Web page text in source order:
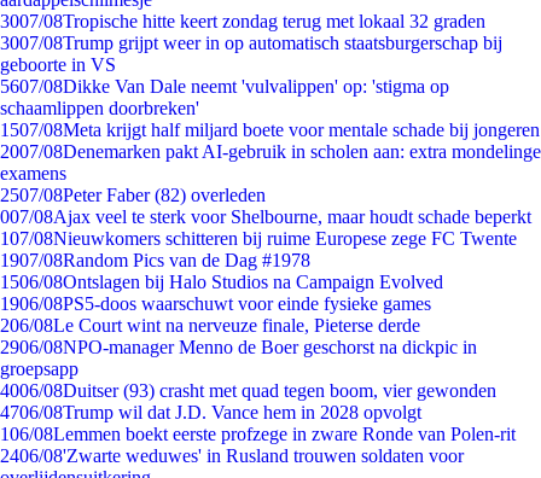
3007/08Tropische hitte keert zondag terug met lokaal 32 graden
3007/08Trump grijpt weer in op automatisch staatsburgerschap bij
geboorte in VS
5607/08Dikke Van Dale neemt 'vulvalippen' op: 'stigma op
schaamlippen doorbreken'
1507/08Meta krijgt half miljard boete voor mentale schade bij jongeren
2007/08Denemarken pakt AI-gebruik in scholen aan: extra mondelinge
examens
2507/08Peter Faber (82) overleden
007/08Ajax veel te sterk voor Shelbourne, maar houdt schade beperkt
107/08Nieuwkomers schitteren bij ruime Europese zege FC Twente
1907/08Random Pics van de Dag #1978
1506/08Ontslagen bij Halo Studios na Campaign Evolved
1906/08PS5-doos waarschuwt voor einde fysieke games
206/08Le Court wint na nerveuze finale, Pieterse derde
2906/08NPO-manager Menno de Boer geschorst na dickpic in
groepsapp
4006/08Duitser (93) crasht met quad tegen boom, vier gewonden
4706/08Trump wil dat J.D. Vance hem in 2028 opvolgt
106/08Lemmen boekt eerste profzege in zware Ronde van Polen-rit
2406/08'Zwarte weduwes' in Rusland trouwen soldaten voor